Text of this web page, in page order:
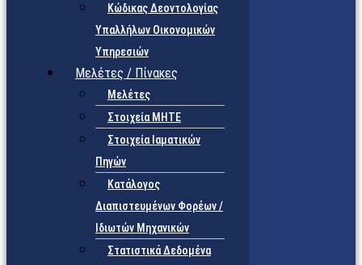
Κώδικας Δεοντολογίας
Υπαλλήλων Οικονομικών
Υπηρεσιών
Μελέτες / Πίνακες
Μελέτες
Στοιχεία ΜΗΤΕ
Στοιχεία Ιαματικών
Πηγών
Κατάλογος
Διαπιστευμένων Φορέων /
Ιδιωτών Μηχανικών
Στατιστικά Δεδομένα